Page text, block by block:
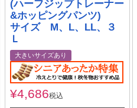
(ハーフジップトレーナー
&ホッピングパンツ)
サイズ M、L、LL、３
Ｌ
大きいサイズあり
¥4,686税込